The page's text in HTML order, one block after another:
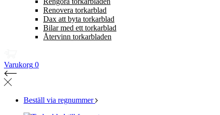
Renovera torkarblad
Dax att byta torkarblad
Bilar med ett torkarblad
Återvinn torkarbladen
Varukorg 0
Beställ via regnummer